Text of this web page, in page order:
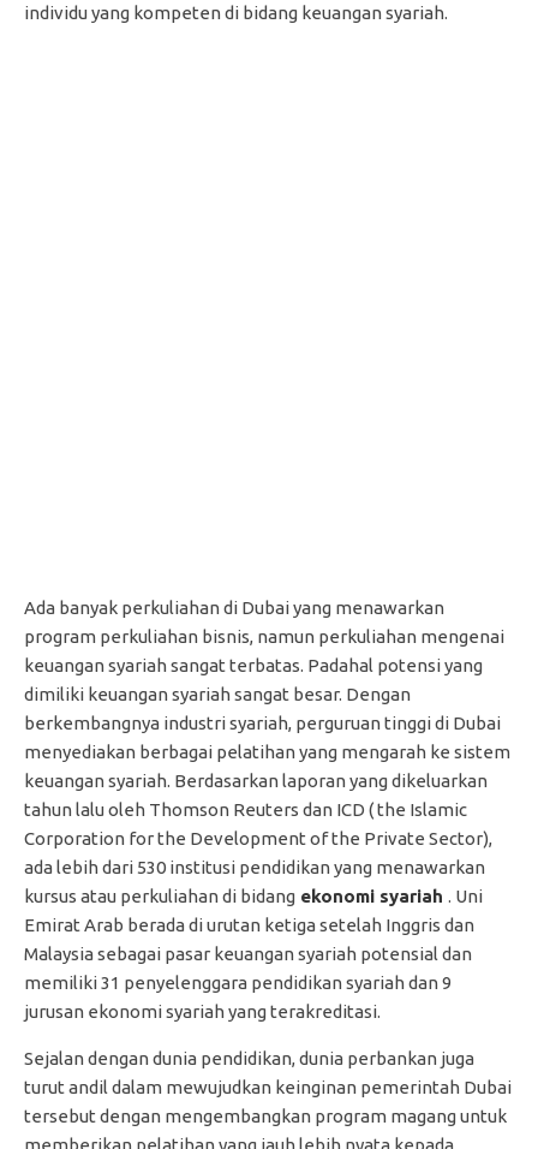
individu yang kompeten di bidang keuangan syariah.
Ada banyak perkuliahan di Dubai yang menawarkan
program perkuliahan bisnis, namun perkuliahan mengenai
keuangan syariah sangat terbatas. Padahal potensi yang
dimiliki keuangan syariah sangat besar. Dengan
berkembangnya industri syariah, perguruan tinggi di Dubai
menyediakan berbagai pelatihan yang mengarah ke sistem
keuangan syariah. Berdasarkan laporan yang dikeluarkan
tahun lalu oleh Thomson Reuters dan ICD ( the Islamic
Corporation for the Development of the Private Sector),
ada lebih dari 530 institusi pendidikan yang menawarkan
kursus atau perkuliahan di bidang ekonomi syariah . Uni
Emirat Arab berada di urutan ketiga setelah Inggris dan
Malaysia sebagai pasar keuangan syariah potensial dan
memiliki 31 penyelenggara pendidikan syariah dan 9
jurusan ekonomi syariah yang terakreditasi.
Sejalan dengan dunia pendidikan, dunia perbankan juga
turut andil dalam mewujudkan keinginan pemerintah Dubai
tersebut dengan mengembangkan program magang untuk
memberikan pelatihan yang jauh lebih nyata kepada